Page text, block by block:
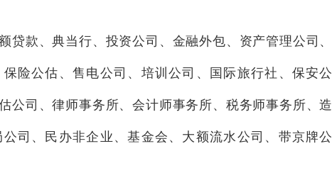
贷款、典当行、投资公司、金融外包、资产管理公司、
险公估、售电公司、培训公司、国际旅行社、保安公
公司、律师事务所、会计师事务所、税务师事务所、造
司、民办非企业、基金会、大额流水公司、带京牌公